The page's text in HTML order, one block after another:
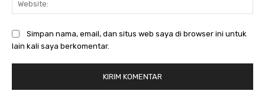
Simpan nama, email, dan situs web saya di browser ini untuk
lain kali saya berkomentar.